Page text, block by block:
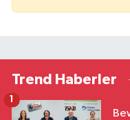
Trend Haberler
1